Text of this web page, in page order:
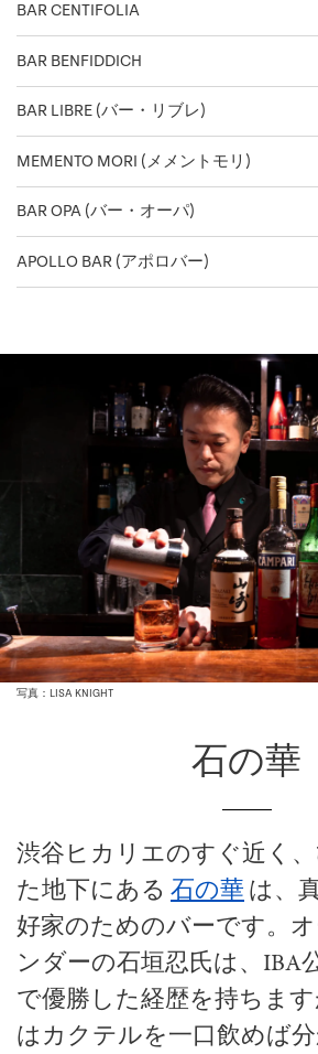
BAR CENTIFOLIA
BAR BENFIDDICH
BAR LIBRE (バー・リブレ)
MEMENTO MORI (メメントモリ)
BAR OPA (バー・オーパ)
APOLLO BAR (アポロバー)
写真：LISA KNIGHT
石の華
渋谷ヒカリエのすぐ近く
た地下にある 石の華 は、
好家のためのバーです。
ンダーの石垣忍氏は、IBA
で優勝した経歴を持ちま
はカクテルを一口飲めば